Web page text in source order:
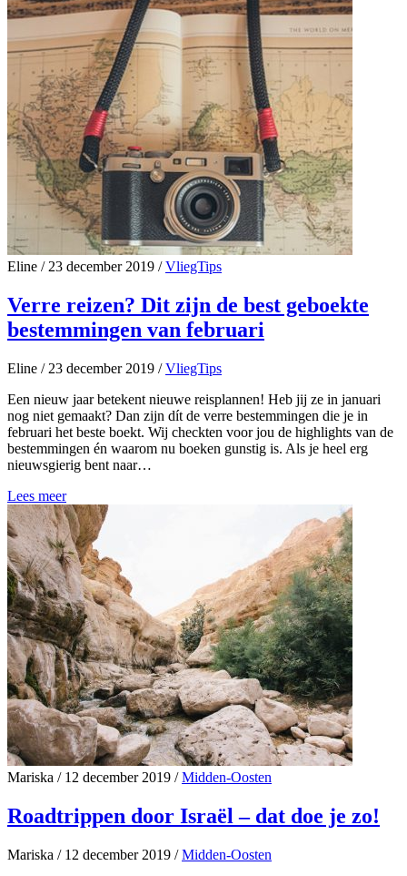
Eline /23 december 2019 / VliegTips
Verre reizen? Dit zijn de best geboekte
bestemmingen van februari
Eline /23 december 2019 / VliegTips
Een nieuw jaar betekent nieuwe reisplannen! Heb jij ze in januari
nog niet gemaakt? Dan zijn dít de verre bestemmingen die je in
februari het beste boekt. Wij checkten voor jou de highlights van de
bestemmingen én waarom nu boeken gunstig is. Als je heel erg
nieuwsgierig bent naar…
Lees meer
Mariska /12 december 2019 / Midden-Oosten
Roadtrippen door Israël – dat doe je zo!
Mariska /12 december 2019 / Midden-Oosten